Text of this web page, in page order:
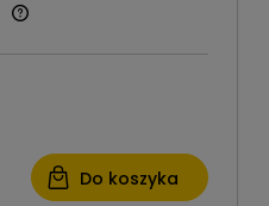
Do koszyka